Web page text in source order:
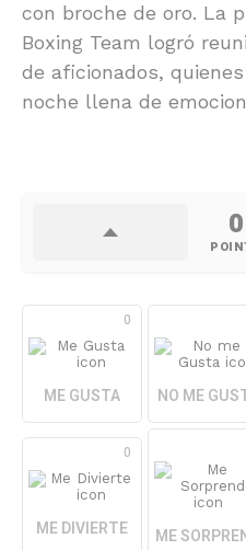
con broche de oro. La
Boxing Team logró
de aficionados,
noche llena de
0
0
ME GUSTA NO ME
0
ME DIVIERTE ME